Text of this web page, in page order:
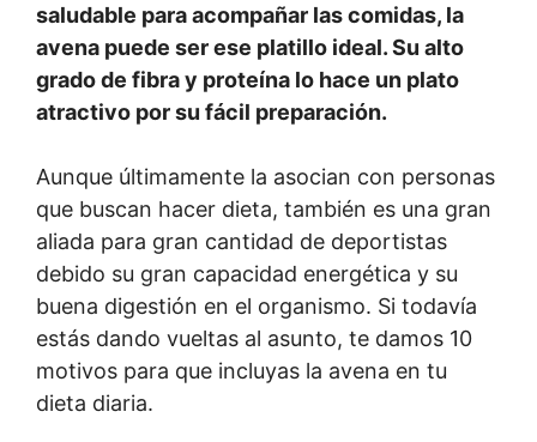
saludable para acompañar las comidas, la
avena puede ser ese platillo ideal. Su alto
grado de fibra y proteína lo hace un plato
atractivo por su fácil preparación.
Aunque últimamente la asocian con personas
que buscan hacer dieta, también es una gran
aliada para gran cantidad de deportistas
debido su gran capacidad energética y su
buena digestión en el organismo. Si todavía
estás dando vueltas al asunto, te damos 10
motivos para que incluyas la avena en tu
dieta diaria.